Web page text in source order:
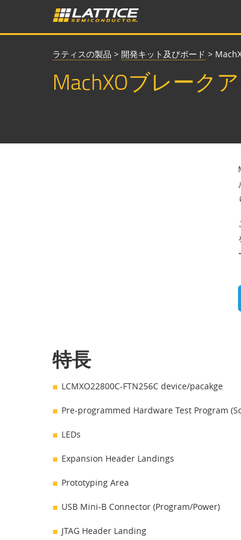
ラティスの製品 > 開発キット及びボード >
MachXOブレーク
特長
LCMXO22800C-FTN256C device/pacakge
Pre-programmed Hardware Test Program
LEDs
Expansion Header Landings
Prototyping Area
USB Mini-B Connector (Program/Power)
JTAG Header Landing